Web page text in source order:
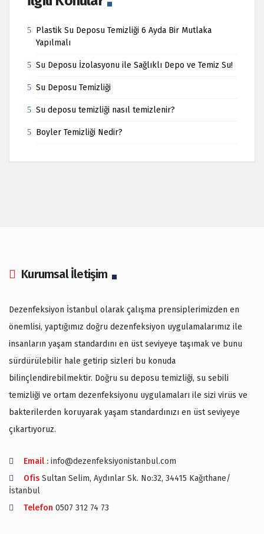
Plastik Su Deposu Temizliği 6 Ayda Bir Mutlaka
Yapılmalı
Su Deposu İzolasyonu ile Sağlıklı Depo ve Temiz Su!
Su Deposu Temizliği
Su deposu temizliği nasıl temizlenir?
Boyler Temizliği Nedir?
Kurumsal İletişim
Dezenfeksiyon İstanbul olarak çalışma prensiplerimizden en
önemlisi, yaptığımız doğru dezenfeksiyon uygulamalarımız ile
insanların yaşam standardını en üst seviyeye taşımak ve bunu
sürdürülebilir hale getirip sizleri bu konuda
bilinçlendirebilmektir. Doğru su deposu temizliği, su sebili
temizliği ve ortam dezenfeksiyonu uygulamaları ile sizi virüs ve
bakterilerden koruyarak yaşam standardınızı en üst seviyeye
çıkartıyoruz.
Email : info@dezenfeksiyonistanbul.com
Ofis Sultan Selim, Aydınlar Sk. No:32, 34415 Kağıthane/
İstanbul
Telefon 0507 312 74 73